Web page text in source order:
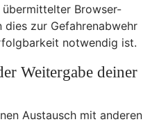
Browser-
dies zur Gefahrenabwehr
notwendig ist.
Weitergabe deiner
Austausch mit anderen